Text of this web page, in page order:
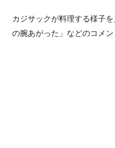
カジサックが料理する様子
の腕あがった」などのコメン